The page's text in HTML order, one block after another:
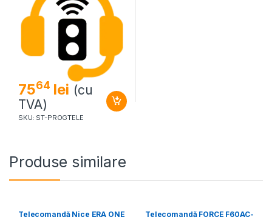
7564 lei (cu
TVA)
SKU: ST-PROGTELE
Produse similare
Telecomandă Nice ERA ONE
Telecomandă FORCE F60AC-